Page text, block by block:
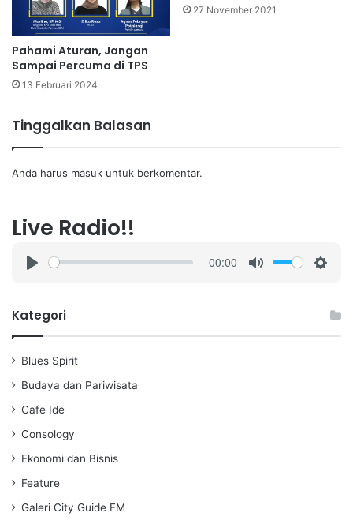
Pahami Aturan, Jangan
Sampai Percuma di TPS
13 Februari 2024
27 November 2021
Tinggalkan Balasan
Anda harus masuk untuk berkomentar.
Live Radio!!
a
00:00
Kategori
Blues Spirit
Budaya dan Pariwisata
Cafe Ide
Consology
Ekonomi dan Bisnis
Feature
Galeri City Guide FM